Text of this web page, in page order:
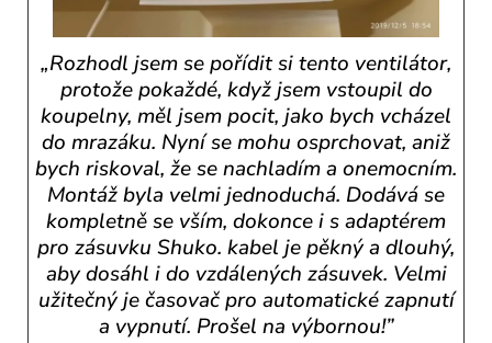
„Rozhodl jsem se pořídit si tento ventilátor,
protože pokaždé, když jsem vstoupil do
koupelny, měl jsem pocit, jako bych vcházel
do mrazáku. Nyní se mohu osprchovat, aniž
bych riskoval, že se nachladím a onemocním.
Montáž byla velmi jednoduchá. Dodává se
kompletně se vším, dokonce i s adaptérem
pro zásuvku Shuko. kabel je pěkný a dlouhý,
aby dosáhl i do vzdálených zásuvek. Velmi
užitečný je časovač pro automatické zapnutí
a vypnutí. Prošel na výbornou!”